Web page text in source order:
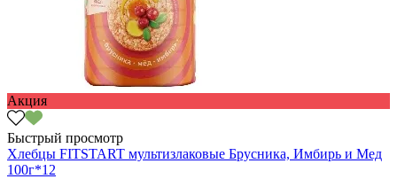
Акция
Быстрый просмотр
Хлебцы FITSTART мультизлаковые Брусника, Имбирь и Мед
100г*12